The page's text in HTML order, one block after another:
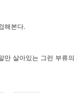
해본다.
살아있는 그런 부류의